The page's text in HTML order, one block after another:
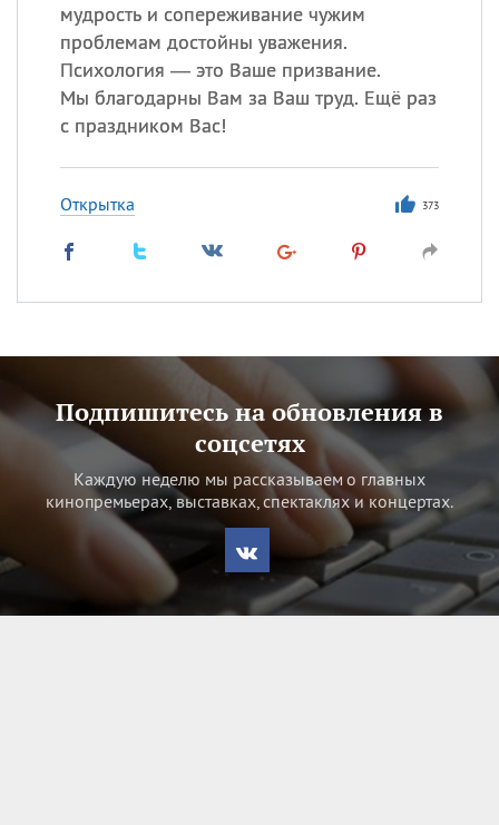
мудрость и сопереживание чужим
проблемам достойны уважения.
Психология — это Ваше призвание.
Мы благодарны Вам за Ваш труд. Ещё раз
с праздником Вас!
Открытка 373
Подпишитесь на обновления в
соцсетях
Каждую неделю мы рассказываем о главных
кинопремьерах, выставках, спектаклях и концертах.